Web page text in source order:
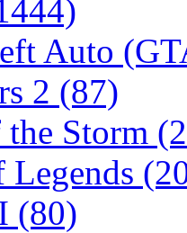
Auto
2 (87)
Storm
Legends
(80)